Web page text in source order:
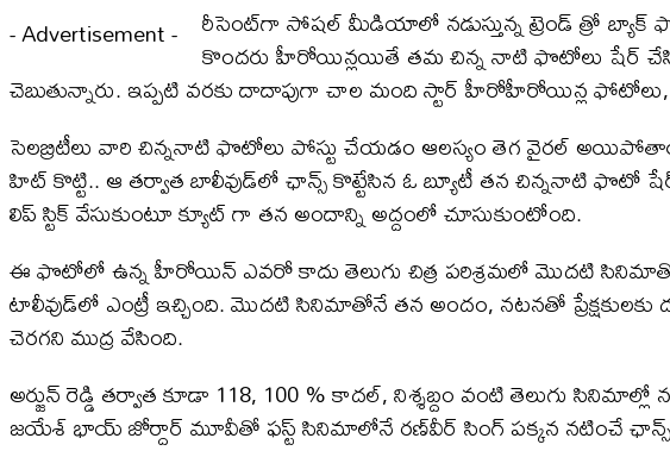
- Advertisement - రీసెంట్​గా సోషల్ మీడియాలో నడుస్తున్న ట్రెండ్ త్రో బ్యాక్
కొందరు హీరోయిన్లయితే తమ చిన్న నాటి ఫొటోలు షేర్ చేసి
చెబుతున్నారు. ఇప్పటి వరకు దాదాపుగా చాల మంది స్టార్ హీరోహీరోయిన్ల
సెలబ్రిటీలు వారి చిన్ననాటి ఫొటోలు పోస్టు చేయడం ఆలస్యం తెగ వైరల్
హిట్​ కొట్టి.. ఆ తర్వాత బాలీవుడ్​లో ఛాన్స్ కొట్టేసిన ఓ బ్యూటీ తన చిన్ననాటి
లిప్ స్టిక్ వేసుకుంటూ క్యూట్ గా తన అందాన్ని అద్దంలో చూసుకుంటోంది.
ఈ ఫొటోలో ఉన్న హీరోయిన్ ఎవరో కాదు తెలుగు చిత్ర పరిశ్రమలో మొదటి
టాలీవుడ్​లో ఎంట్రీ ఇచ్చింది. మొదటి సినిమాతోనే తన అందం, నటనతో ప్రేక్షకులకు
చెరగని ముద్ర వేసింది.
అర్జున్ రెడ్డి తర్వాత కూడా 118, 100 % కాదల్, నిశ్శబ్దం వంటి తెలుగు
జయేశ్ భాయ్ జోర్దార్ మూవీతో ఫస్ట్ సినిమాలోనే రణ్​వీర్ సింగ్ పక్కన నటించే ఛాన్స్